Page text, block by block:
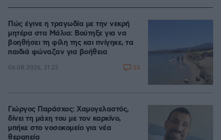
Πώς έγινε η τραγωδία με την νεκρή
μητέρα στα Μάλια: Βούτηξε για να
βοηθήσει τη φίλη της και πνίγηκε, τα
παιδιά φώναζαν για βοήθεια
06.08.2026, 21:23 53
Γιώργος Παράσχος: Χαμογελαστός,
δίνει τη μάχη του με τον καρκίνο,
μπήκε στο νοσοκομείο για νέα
θεραπεία